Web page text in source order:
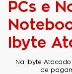
PCs e
Ibyte
Na ibyte
de